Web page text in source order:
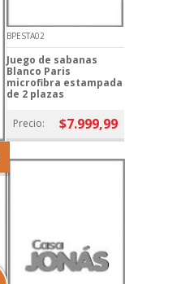
BPESTA02
Juego de sabanas
Blanco Paris
microfibra estampada
de 2 plazas
Precio: $7.999,99